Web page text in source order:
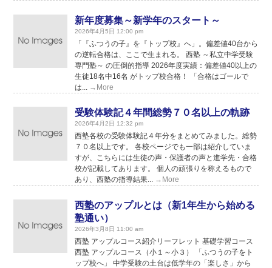
新年度募集～新学年のスタート～
2026年4月5日 12:00 pm
「『ふつうの子』を『トップ校』へ」。偏差値40台から
の逆転合格は、ここで生まれる。 西塾 ～私立中学受験
専門塾～ の圧倒的指導 2026年度実績：偏差値40以上の
生徒18名中16名 がトップ校合格！ 「合格はゴールで
は...
→More
受験体験記４年間総勢７０名以上の軌跡
2026年4月2日 12:32 pm
西塾各校の受験体験記４年分をまとめてみました。総勢
７０名以上です。 各校ページでも一部は紹介していま
すが、こちらには生徒の声・保護者の声と進学先・合格
校が記載してあります。 個人の頑張りを称えるもので
あり、西塾の指導結果... →More
西塾のアップルとは（新1年生から始める
塾通い）
2026年3月8日 11:00 am
西塾 アップルコース紹介リーフレット 基礎学習コース
西塾 アップルコース（小１～小３） 「ふつうの子をト
ップ校へ」 中学受験の土台は低学年の「楽しさ」から